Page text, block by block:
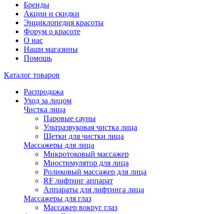
Бренды
Акции и скидки
Энциклопедия красоты
Форум о красоте
О нас
Наши магазины
Помощь
Каталог товаров
Распродажа
Уход за лицом
Чистка лица
Паровые сауны
Ультразвуковая чистка лица
Щетки для чистки лица
Массажеры для лица
Микротоковый массажер
Миостимулятор для лица
Роликовый массажер для лица
RF лифтинг аппарат
Аппараты для лифтинга лица
Массажеры для глаз
Массажер вокруг глаз